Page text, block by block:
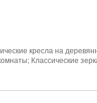
кресла на
Классические